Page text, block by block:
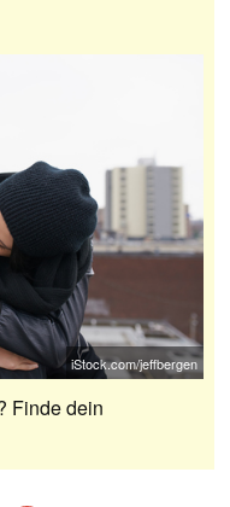
iStock.com/jeffbergen
Finde dein